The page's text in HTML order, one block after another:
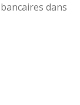
dans